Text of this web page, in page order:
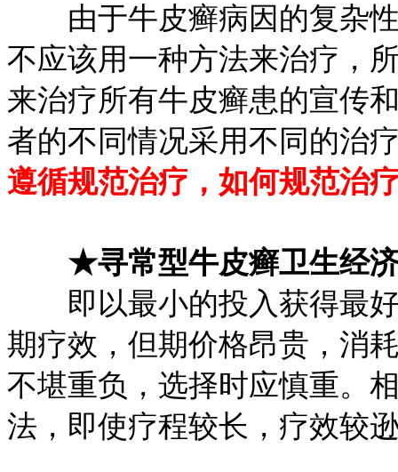
由于牛皮癣病因的复杂性
不应该用一种方法来治疗，
来治疗所有牛皮癣患的宣传
者的不同情况采用不同的治
遵循规范治疗，如何规范治
★寻常型牛皮癣卫生经
即以最小的投入获得最好
期疗效，但期价格昂贵，消
不堪重负，选择时应慎重。
法，即使疗程较长，疗效较